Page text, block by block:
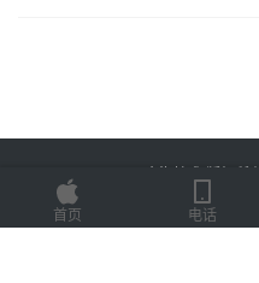
Copyright © 2025 金海技术 版权所有
首页
电话